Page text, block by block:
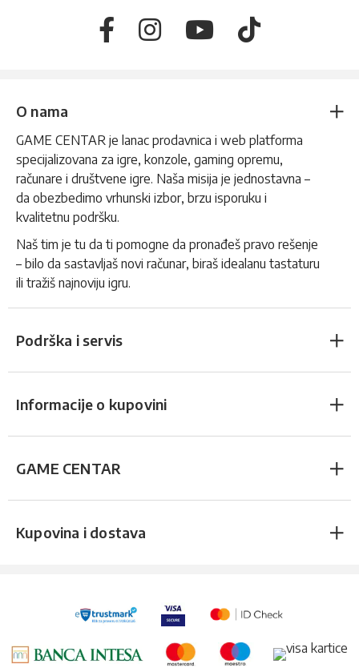
O nama
GAME CENTAR je lanac prodavnica i web platforma
specijalizovana za igre, konzole, gaming opremu,
računare i društvene igre. Naša misija je jednostavna –
da obezbedimo vrhunski izbor, brzu isporuku i
kvalitetnu podršku.
Naš tim je tu da ti pomogne da pronađeš pravo rešenje
– bilo da sastavljaš novi računar, biraš idealanu tastaturu
ili tražiš najnoviju igru.
Podrška i servis
Informacije o kupovini
GAME CENTAR
Kupovina i dostava